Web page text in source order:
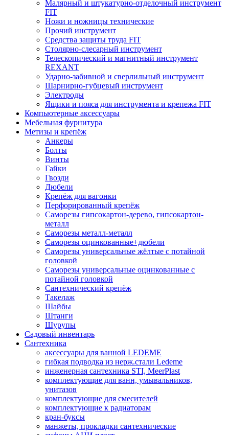
Малярный и штукатурно-отделочный инструмент
FIT
Ножи и ножницы технические
Прочий инструмент
Средства защиты труда FIT
Столярно-слесарный инструмент
Телескопический и магнитный инструмент
REXANT
Ударно-забивной и сверлильный инструмент
Шарнирно-губцевый инструмент
Электроды
Ящики и пояса для инструмента и крепежа FIT
Компьютерные аксессуары
Мебельная фурнитура
Метизы и крепёж
Анкеры
Болты
Винты
Гайки
Гвозди
Дюбели
Крепёж для вагонки
Перфорированный крепёж
Саморезы гипсокартон-дерево, гипсокартон-
металл
Саморезы металл-металл
Саморезы оцинкованные+дюбели
Саморезы универсальные жёлтые с потайной
головкой
Саморезы универсальные оцинкованные с
потайной головкой
Сантехнический крепёж
Такелаж
Шайбы
Штанги
Шурупы
Садовый инвентарь
Сантехника
аксессуары для ванной LEDEME
гибкая подводка из нерж.стали Ledeme
инженерная сантехника STI, MeerPlast
комплектующие для ванн, умывальников,
унитазов
комплектующие для смесителей
комплектующие к радиаторам
кран-буксы
манжеты, прокладки сантехнические